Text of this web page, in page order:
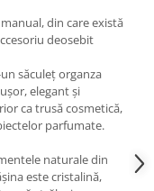
din care există
deosebit
săculeț organza
elegant și
ca trusă cosmetică,
parfumate.
naturale din
este cristalină,